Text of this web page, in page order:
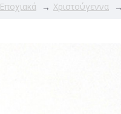
Εποχιακά Χριστούγεννα